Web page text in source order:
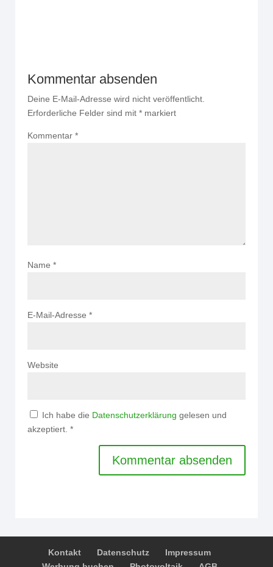
Kommentar absenden
Deine E-Mail-Adresse wird nicht veröffentlicht.
Erforderliche Felder sind mit * markiert
Kommentar *
Name *
E-Mail-Adresse *
Website
Ich habe die Datenschutzerklärung gelesen und
akzeptiert. *
Kontakt Datenschutz
Impressum